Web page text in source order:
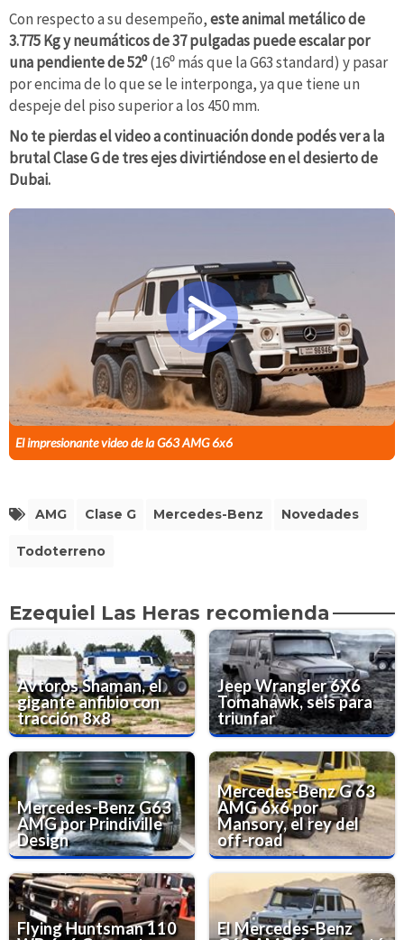
Con respecto a su desempeño,este animal metálico de
3.775 Kg y neumáticos de 37 pulgadas puede escalar por
una pendiente de 52⁰(16⁰ más que la G63 standard) y pasar
por encima de lo que se le interponga, ya que tiene un
despeje del piso superior a los 450 mm.
No te pierdas el video a continuación donde podés ver a la
brutal Clase G de tres ejes divirtiéndose en el desierto de
Dubai.
El impresionante video de la G63 AMG 6x6
AMG Clase G Mercedes-Benz Novedades
Todoterreno
Ezequiel Las Heras recomienda
Avtoros Shaman, el
gigante anfibio con
tracción 8x8
Jeep Wrangler 6X6
Tomahawk, seis para
triunfar
Mercedes-Benz G63
AMG por Prindiville
Design
Mercedes-Benz G 63
AMG 6x6 por
Mansory, el rey del
off-road
Flying Huntsman 110
El Mercedes-Benz